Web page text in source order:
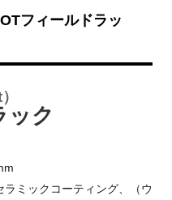
フィールドラッ
ック
ミックコーティング、（ウ